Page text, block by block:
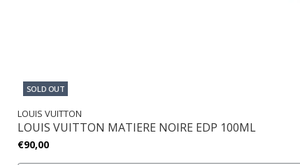
SOLD OUT
LOUIS VUITTON
LOUIS VUITTON MATIERE NOIRE EDP 100ML
€90,00